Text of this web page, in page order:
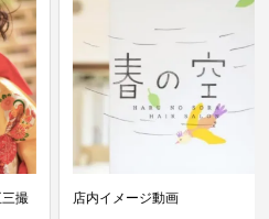
店内イメージ動画